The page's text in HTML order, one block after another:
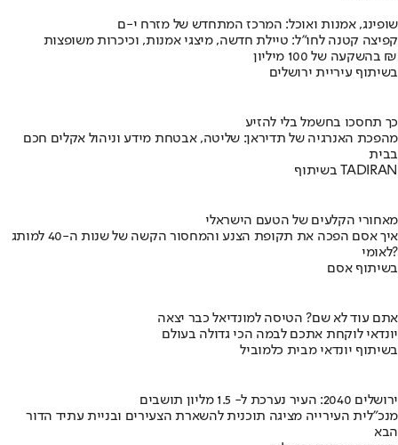
שופינג, אמנות ואוכל: המרכז המתחדש של מזרח י-ם
קפיצה קטנה לחו"ל: טיילת חדשה, מיצגי אמנות, וכיכרות משופצות
בהשקעה של 100 מיליון ₪
בשיתוף עיריית ירושלים
כך תחסכו בחשמל בלי להזיע
מהפכת האנרגיה של תדיראן: שליטה, אבטחת מידע וניהול אקלים חכם
בבית
בשיתוף TADIRAN
מאחורי הקלעים של הטעם הישראלי
איך אסם הפכה את תקופת הצנע והמחסור הקשה של שנות ה-40 למותג
לאומי?
בשיתוף אסם
אתם עוד לא שם? הטיסה למונדיאל כבר יצאה
יונדאי לוקחת אתכם לבמה הכי גדולה בעולם
בשיתוף יונדאי מבית כלמוביל
ירושלים 2040: העיר נערכת ל- 1.5 מליון תושבים
מנכ"לית העירייה מציגה תוכנית להשארת הצעירים ובניית עתיד הדור
הבא